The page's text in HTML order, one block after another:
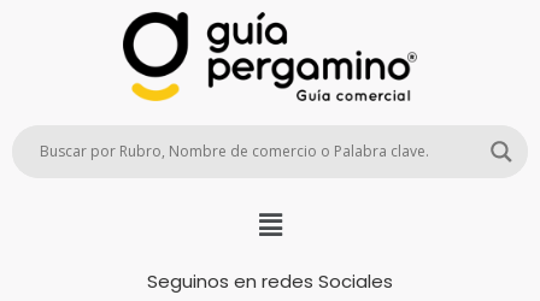
Seguinos en redes Sociales